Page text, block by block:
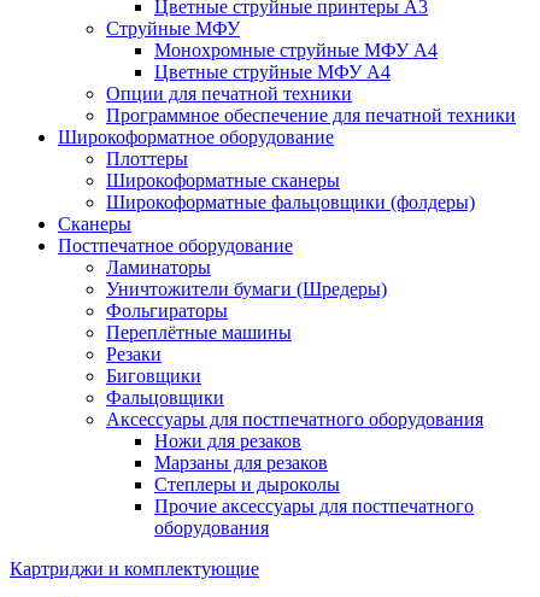
Цветные струйные принтеры А3
Струйные МФУ
Монохромные струйные МФУ А4
Цветные струйные МФУ А4
Опции для печатной техники
Программное обеспечение для печатной техники
Широкоформатное оборудование
Плоттеры
Широкоформатные сканеры
Широкоформатные фальцовщики (фолдеры)
Сканеры
Постпечатное оборудование
Ламинаторы
Уничтожители бумаги (Шредеры)
Фольгираторы
Переплётные машины
Резаки
Биговщики
Фальцовщики
Аксессуары для постпечатного оборудования
Ножи для резаков
Марзаны для резаков
Степлеры и дыроколы
Прочие аксессуары для постпечатного
оборудования
Картриджи и комплектующие